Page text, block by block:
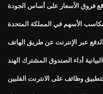
فروق الأسعار على أساس الجودة
الأسهم في المملكة المتحدة
الدفع عبر الإنترنت عن طريق الهاتف
أداء الصندوق المشترك الهند
وظائف على الانترنت الفلبين